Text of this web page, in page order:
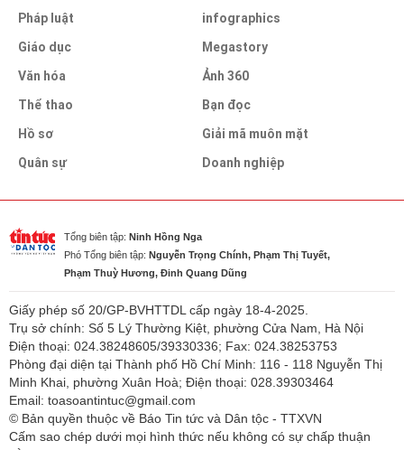
Pháp luật
Giáo dục
Văn hóa
Thể thao
Hồ sơ
Quân sự
infographics
Megastory
Ảnh 360
Bạn đọc
Giải mã muôn mặt
Doanh nghiệp
Tổng biên tập: Ninh Hồng Nga
Phó Tổng biên tập: Nguyễn Trọng Chính, Phạm Thị Tuyết,
Phạm Thuỳ Hương, Đinh Quang Dũng
Giấy phép số 20/GP-BVHTTDL cấp ngày 18-4-2025.
Trụ sở chính: Số 5 Lý Thường Kiệt, phường Cửa Nam, Hà Nội
Điện thoại: 024.38248605/39330336; Fax: 024.38253753
Phòng đại diện tại Thành phố Hồ Chí Minh: 116 - 118 Nguyễn Thị
Minh Khai, phường Xuân Hoà; Điện thoại: 028.39303464
Email: toasoantintuc@gmail.com
© Bản quyền thuộc về Báo Tin tức và Dân tộc - TTXVN
Cấm sao chép dưới mọi hình thức nếu không có sự chấp thuận